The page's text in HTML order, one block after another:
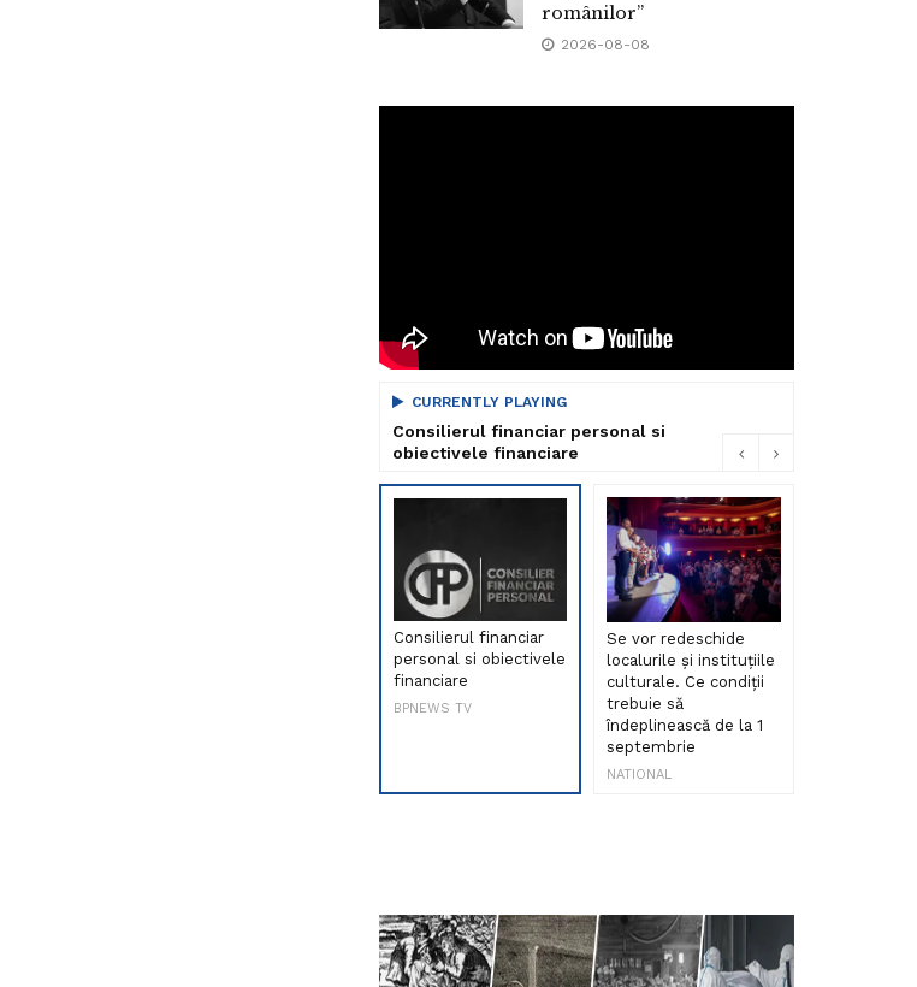
românilor”
2026-08-08
CURRENTLY PLAYING
Consilierul financiar personal si
obiectivele financiare
Consilierul financiar
personal si obiectivele
financiare
BPNEWS TV
Se vor redeschide
localurile și instituțiile
culturale. Ce condiții
trebuie să
îndeplinească de la 1
septembrie
NATIONAL